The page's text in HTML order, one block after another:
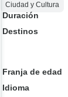
Ciudad y Cultura
Duración
Destinos
Franja de edad
Idioma